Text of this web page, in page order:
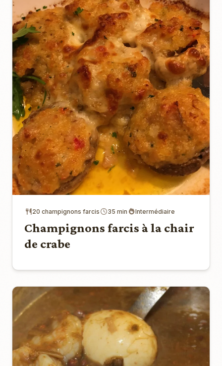
20 champignons farcis 35 min Intermédiaire
Champignons farcis à la chair
de crabe